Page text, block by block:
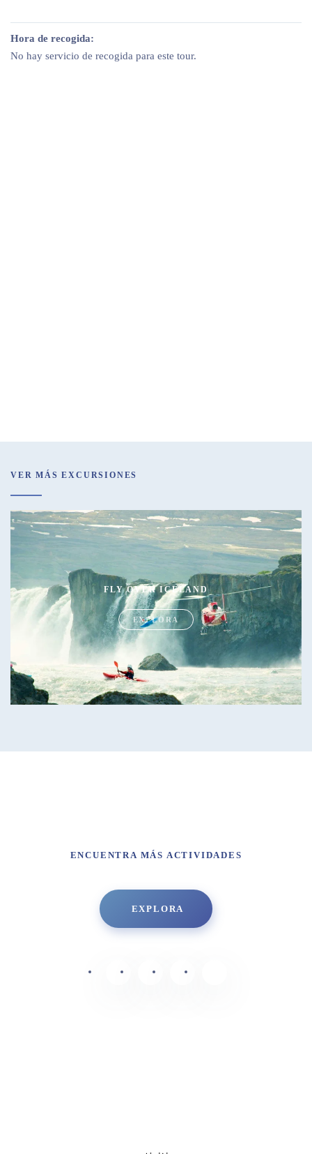
Hora de recogida:
No hay servicio de recogida para este tour.
VER MÁS EXCURSIONES
FLY OVER ICELAND
EXPLORA
ENCUENTRA MÁS ACTIVIDADES
EXPLORA